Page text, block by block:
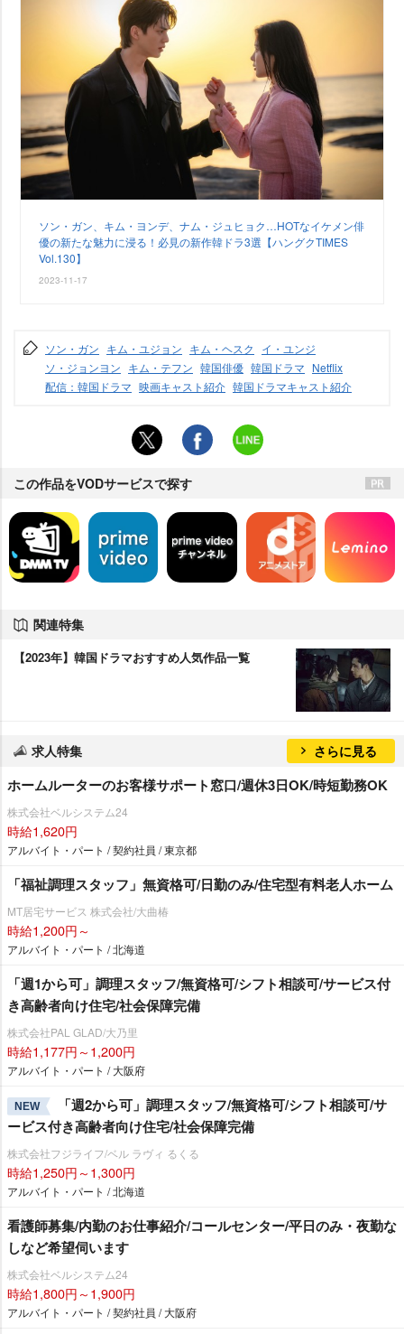
ソン・ガン、キム・ヨンデ、ナム・ジュヒョク…HOTなイケメン俳
優の新たな魅力に浸る！必見の新作韓ドラ3選【ハングクTIMES
Vol.130】
2023-11-17
ソン・ガン キム・ユジョン キム・ヘスク
イ・ユンジ
ソ・ジョンヨン キム・テフン 韓国俳優 韓国ドラマ Netflix
配信：韓国ドラマ 映画キャスト紹介 韓国ドラマキャスト紹介
この作品をVODサービスで探す
関連特集
【2023年】韓国ドラマおすすめ人気作品一覧
求人特集 さらに見る
ホームルーターのお客様サポート窓口/週休3日OK/時短勤務OK
株式会社ベルシステム24
時給1,620円
アルバイト・パート / 契約社員 / 東京都
「福祉調理スタッフ」無資格可/日勤のみ/住宅型有料老人ホーム
MT居宅サービス 株式会社/大曲椿
時給1,200円～
アルバイト・パート / 北海道
「週1から可」調理スタッフ/無資格可/シフト相談可/サービス付
き高齢者向け住宅/社会保障完備
株式会社PAL GLAD/大乃里
時給1,177円～1,200円
アルバイト・パート / 大阪府
NEW
「週2から可」調理スタッフ/無資格可/シフト相談可/サ
ービス付き高齢者向け住宅/社会保障完備
株式会社フジライフ/ベル ラヴィ るくる
時給1,250円～1,300円
アルバイト・パート / 北海道
看護師募集/内勤のお仕事紹介/コールセンター/平日のみ・夜勤な
しなど希望伺います
株式会社ベルシステム24
時給1,800円～1,900円
アルバイト・パート / 契約社員 / 大阪府